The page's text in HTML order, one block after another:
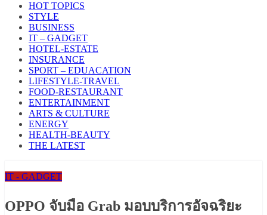
HOT TOPICS
STYLE
BUSINESS
IT – GADGET
HOTEL-ESTATE
INSURANCE
SPORT – EDUACATION
LIFESTYLE​-TRAVEL​
FOOD-RESTAURANT
ENTERTAINMENT
ARTS & CULTURE
ENERGY
HEALTH​-BEAUTY
THE LATEST
IT - GADGET
OPPO จับมือ Grab มอบบริการอัจฉริยะ